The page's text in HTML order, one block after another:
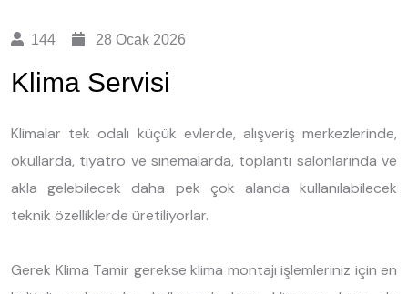
144 28 Ocak 2026
Klima Servisi
Klimalar tek odalı küçük evlerde, alışveriş merkezlerinde,
okullarda, tiyatro ve sinemalarda, toplantı salonlarında ve
akla gelebilecek daha pek çok alanda kullanılabilecek
teknik özelliklerde üretiliyorlar.
Gerek Klima Tamir gerekse klima montajı işlemleriniz için en